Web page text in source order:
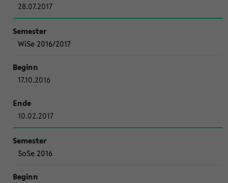
28.07.2017
WiSe 2016/2017
17.10.2016
10.02.2017
SoSe 2016